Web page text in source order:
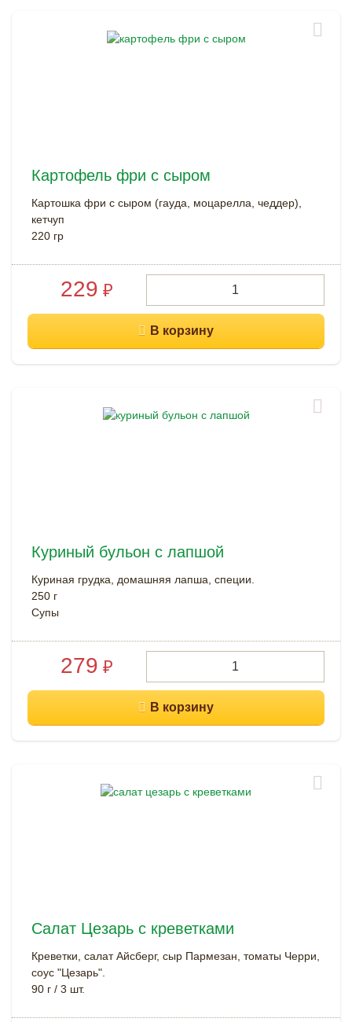
Картофель фри с сыром
Картошка фри с сыром (гауда, моцарелла, чеддер),
кетчуп
220 гр
229 ₽
Куриный бульон с лапшой
Куриная грудка, домашняя лапша, специи.
250 г
Супы
279 ₽
Салат Цезарь с креветками
Креветки, салат Айсберг, сыр Пармезан, томаты Черри,
соус "Цезарь".
90 г / 3 шт.